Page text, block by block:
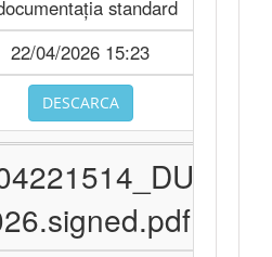
standard
22/04/2026 15:23
DESCARCA